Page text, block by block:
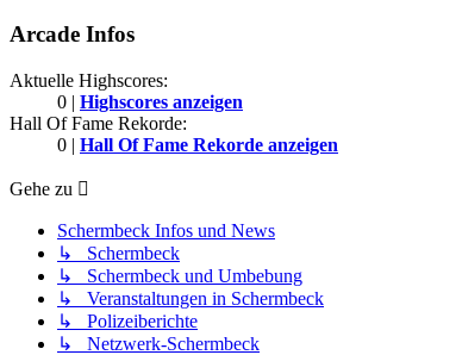
Arcade Infos
Aktuelle Highscores:
0 | Highscores anzeigen
Hall Of Fame Rekorde:
0 | Hall Of Fame Rekorde anzeigen
Gehe zu
Schermbeck Infos und News
↳ Schermbeck
↳ Schermbeck und Umbebung
↳ Veranstaltungen in Schermbeck
↳ Polizeiberichte
↳ Netzwerk-Schermbeck